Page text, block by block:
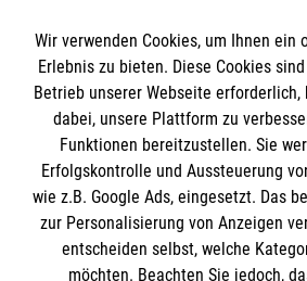
Informationen
Impressum
Datenschutz
Barrierefreiheit
Kontakt
Die Malteser
Wir verwenden Cookies, um Ihnen ein
Erlebnis zu bieten. Diese Cookies
Betrieb unserer Webseite
dabei, unsere Plattform zu
Funktionen bereitzustellen. Sie
Erfolgskontrolle und Aussteuerung
wie z.B. Google Ads, eingesetzt. Das
zur Personalisierung von Anzeigen
entscheiden selbst, welche
möchten. Beachten Sie jedoch,